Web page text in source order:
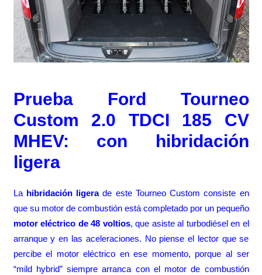
Prueba Ford Tourneo
Custom 2.0 TDCI 185 CV
MHEV: con hibridación
ligera
La hibridación ligerade este Tourneo Custom consiste en
que su motor de combustión está completado por un pequeño
motor eléctrico de 48 voltios, que asiste al turbodiésel en el
arranque y en las aceleraciones. No piense el lector que se
percibe el motor eléctrico en ese momento, porque al ser
“mild hybrid” siempre arranca con el motor de combustión